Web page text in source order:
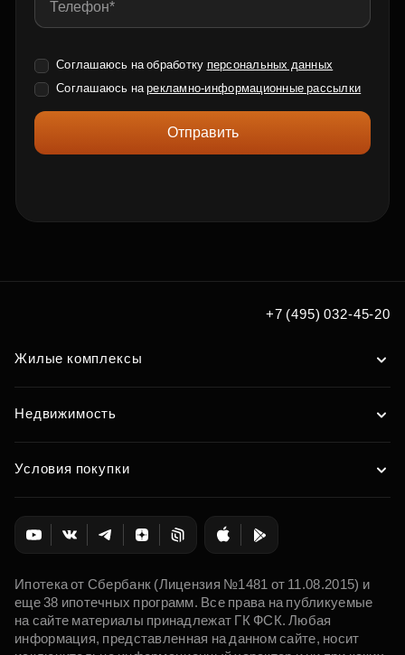
Соглашаюсь на обработку персональных данных
Соглашаюсь нарекламно-информационные рассылки
Отправить
+7 (495) 032-45-20
Жилые комплексы
Недвижимость
Условия покупки
Ипотека от Сбербанк (Лицензия №1481 от 11.08.2015) и
еще 38 ипотечных программ. Все права на публикуемые
на сайте материалы принадлежат ГК ФСК. Любая
информация, представленная на данном сайте, носит